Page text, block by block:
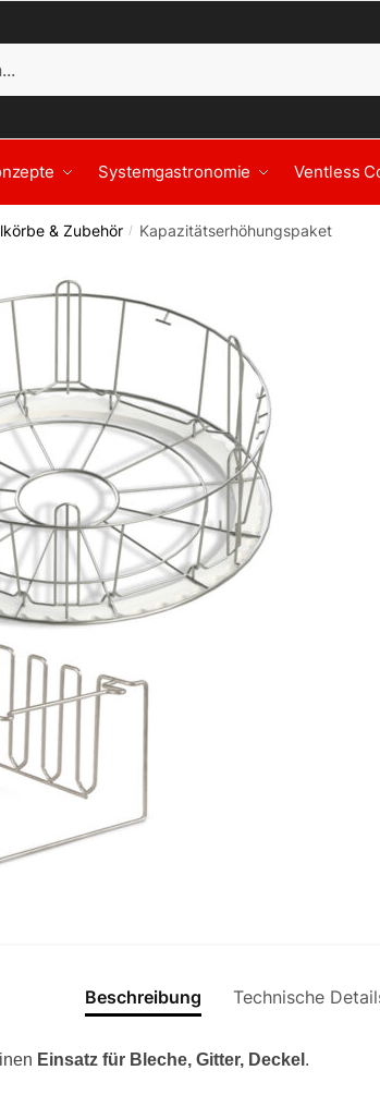
Systemgastronomie Ventless
& Zubehör / Kapazitätserhöhungspaket
Beschreibung Technische
Einsatz für Bleche, Gitter, Deckel .